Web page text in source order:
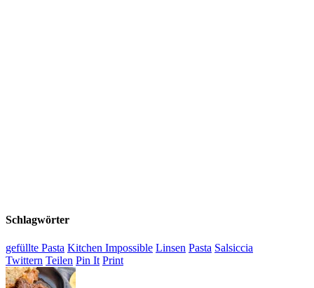
Schlagwörter
gefüllte Pasta Kitchen Impossible Linsen Pasta Salsiccia
Twittern Teilen Pin It Print